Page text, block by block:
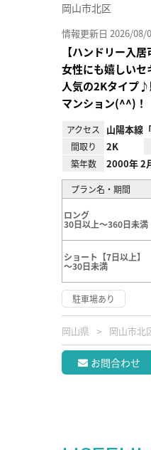
岡山市北区
情報更新日 2026/08/
【ハンドリー入
女性にも嬉しいセ
人気の2Kタイプ
マンション(^^)！
アクセス 山陽本線
間取り 2K
築年数 2000年 2
プラン名・期間
ロング
30日以上～360日未満
ショート【7日以上】
～30日未満
駐車場あり
岡山県 岡山市北
お問合わせ